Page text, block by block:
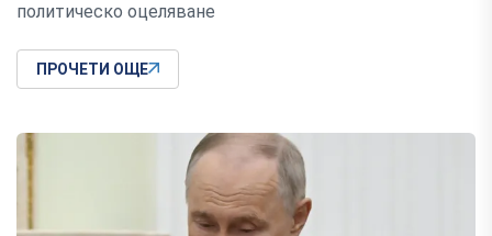
политическо оцеляване
ПРОЧЕТИ ОЩЕ